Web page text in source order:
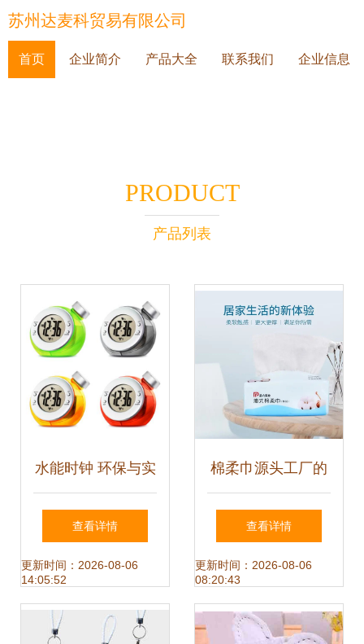
苏州达麦科贸易有限公司
首页 企业简介 产品大全 联系我们 企业信息
PRODUCT
产品列表
水能时钟 环保与实
用的完美融合，家
庭日用新选择
查看详情
更新时间：2026-08-06
14:05:52
棉柔巾源头工厂的
实战竞争力 以庭七
日用品1条龙服务
为例
查看详情
更新时间：2026-08-06
08:20:43